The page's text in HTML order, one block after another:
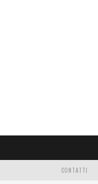
CONTATTI